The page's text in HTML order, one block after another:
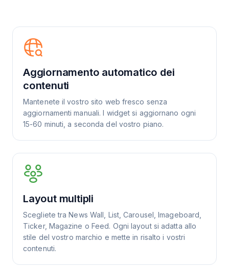
Aggiornamento automatico dei
contenuti
Mantenete il vostro sito web fresco senza
aggiornamenti manuali. I widget si aggiornano ogni
15-60 minuti, a seconda del vostro piano.
Layout multipli
Scegliete tra News Wall, List, Carousel, Imageboard,
Ticker, Magazine o Feed. Ogni layout si adatta allo
stile del vostro marchio e mette in risalto i vostri
contenuti.